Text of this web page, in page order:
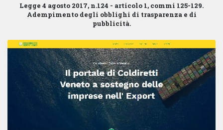
Legge 4 agosto 2017, n.124 - articolo 1, commi 125-129.
Adempimento degli obblighi di trasparenza e di
pubblicità.